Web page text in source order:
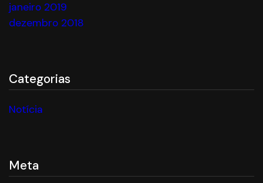
janeiro 2019
dezembro 2018
Categorias
Notícia
Meta